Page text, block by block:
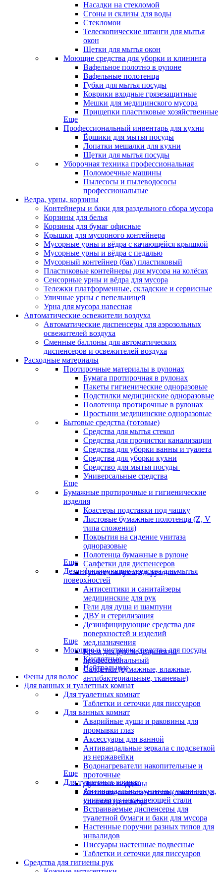
Насадки на стекломой
Сгоны и склизы для воды
Стекломои
Телескопические штанги для мытья
окон
Щетки для мытья окон
Моющие средства для уборки и клининга
Вафельное полотно в рулоне
Вафельные полотенца
Губки для мытья посуды
Коврики входные грязезащитные
Мешки для медицинского мусора
Прищепки пластиковые хозяйственные
Еще
Профессиональный инвентарь для кухни
Ёршики для мытья посуды
Лопатки мешалки для кухни
Щетки для мытья посуды
Уборочная техника профессиональная
Поломоечные машины
Пылесосы и пылеводососы
профессиональные
Ведра, урны, корзины
Контейнеры и баки для раздельного сбора мусора
Корзины для белья
Корзины для бумаг офисные
Крышки для мусорного контейнера
Мусорные урны и вёдра с качающейся крышкой
Мусорные урны и вёдра с педалью
Мусорный контейнер (бак) пластиковый
Пластиковые контейнеры для мусора на колёсах
Сенсорные урны и вёдра для мусора
Тележки платформенные, складские и сервисные
Уличные урны с пепельницей
Урна для мусора навесная
Автоматические освежители воздуха
Автоматические диспенсеры для аэрозольных
освежителей воздуха
Сменные баллоны для автоматических
диспенсеров и освежителей воздуха
Расходные материалы
Протирочные материалы в рулонах
Бумага протирочная в рулонах
Пакеты гигиенические одноразовые
Подстилки медицинские одноразовые
Полотенца протирочные в рулонах
Простыни медицинские одноразовые
Бытовые средства (готовые)
Средства для мытья стекол
Средства для прочистки канализации
Средства для уборки ванны и туалета
Средства для уборки кухни
Средство для мытья посуды
Универсальные средства
Еще
Бумажные протирочные и гигиенические
изделия
Коастеры подставки под чашку
Листовые бумажные полотенца (Z, V
типа сложения)
Покрытия на сидение унитаза
одноразовые
Полотенца бумажные в рулоне
Салфетки для диспенсеров
Туалетная бумага в рулонах
Еще
Дезинфицирующие средства для мытья
поверхностей
Антисептики и санитайзеры
медицинские для рук
Гели для душа и шампуни
ДВУ и стерилизация
Дезинфицирующие средства для
поверхностей и изделий
мед.назначения
Крем для рук медицинский
профессиональный
Салфетки (бумажные, влажные,
антибактериальные, тканевые)
Еще
Моющие и чистящие средства для посуды
Кислотные
Нейтральные
Фены для волос
Для ванных и туалетных комнат
Для туалетных комнат
Таблетки и сеточки для писсуаров
Для ванных комнат
Аварийные души и раковины для
промывки глаз
Аксессуары для ванной
Антивандальные зеркала с подсветкой
из нержавейки
Водонагреватели накопительные и
проточные
Душевые поддоны
Механические смесители (локтевые, с
кнопкой) для воды
Еще
Для туалетных комнат
Антивандальные унитазы, чаши генуя,
унитазы из нержавеющей стали
Встраиваемые диспенсеры для
туалетной бумаги и баки для мусора
Настенные поручни разных типов для
инвалидов
Писсуары настенные подвесные
Таблетки и сеточки для писсуаров
Средства для гигиены рук